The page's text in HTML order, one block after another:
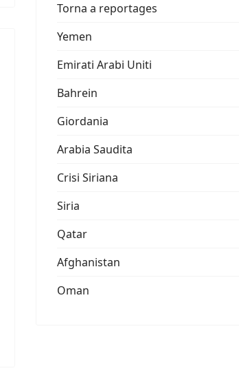
Torna a reportages
Yemen
Emirati Arabi Uniti
Bahrein
Giordania
Arabia Saudita
Crisi Siriana
Siria
Qatar
Afghanistan
Oman